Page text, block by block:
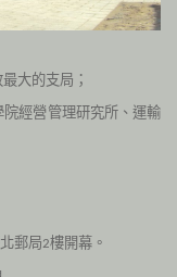
大的支局；
經營管理研究所、運輸
郵局2樓開幕。